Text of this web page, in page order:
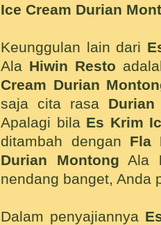
Ice Cream Durian
Keunggulan lain dari
Ala Hiwin Resto
Cream Durian
saja cita rasa
Apalagi bila Es Krim
ditambah dengan Fla
Durian Montong Ala
nendang banget, Anda
Dalam penyajiannya